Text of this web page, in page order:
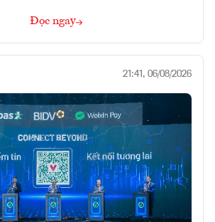
Đọc ngay
21:41, 06/08/2026